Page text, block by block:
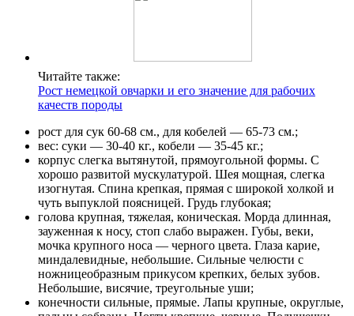
Читайте также:
Рост немецкой овчарки и его значение для рабочих
качеств породы
рост для сук 60-68 см., для кобелей — 65-73 см.;
вес: суки — 30-40 кг., кобели — 35-45 кг.;
корпус слегка вытянутой, прямоугольной формы. С
хорошо развитой мускулатурой. Шея мощная, слегка
изогнутая. Спина крепкая, прямая с широкой холкой и
чуть выпуклой поясницей. Грудь глубокая;
голова крупная, тяжелая, коническая. Морда длинная,
зауженная к носу, стоп слабо выражен. Губы, веки,
мочка крупного носа — черного цвета. Глаза карие,
миндалевидные, небольшие. Сильные челюсти с
ножницеобразным прикусом крепких, белых зубов.
Небольшие, висячие, треугольные уши;
конечности сильные, прямые. Лапы крупные, округлые,